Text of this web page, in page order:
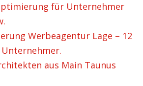
für Unternehmer
Werbeagentur Lage – 12
aus Main Taunus